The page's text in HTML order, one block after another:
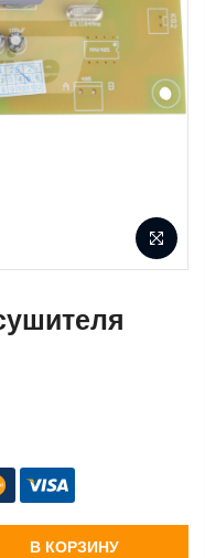
В КОРЗИНУ